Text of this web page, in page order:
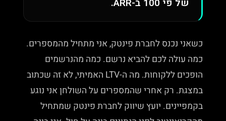
כשאני נכנס לחברת פינטק, אני מתחיל מהמספרים.
כמה עולה לכם להביא נרשם. כמה מהנרשמים
הופכים ללקוחות. מה ה-LTV האמיתי, לא זה שכתוב
במצגת. רק אחרי שהמספרים על השולחן אני נוגע
בקמפיינים. יועץ שיווק לחברת פינטק שמתחיל